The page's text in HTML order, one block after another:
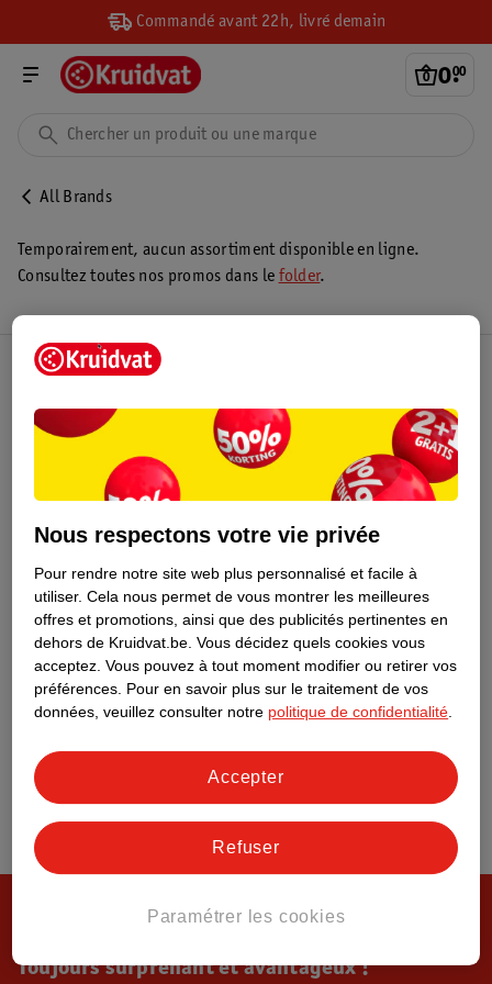
Commandé avant 22h, livré demain
0.
00
All Brands
Temporairement, aucun assortiment disponible en ligne.
Consultez toutes nos promos dans le folder.
Toujours surprenant et avantageux !
Nous respectons votre vie privée
Pour rendre notre site web plus personnalisé et facile à
utiliser. Cela nous permet de vous montrer les meilleures
offres et promotions, ainsi que des publicités pertinentes en
dehors de Kruidvat.be. Vous décidez quels cookies vous
acceptez. Vous pouvez à tout moment modifier ou retirer vos
préférences. Pour en savoir plus sur le traitement de vos
données, veuillez consulter notre politique de confidentialité
Paramétrer les cookies
Refuser
Accepter